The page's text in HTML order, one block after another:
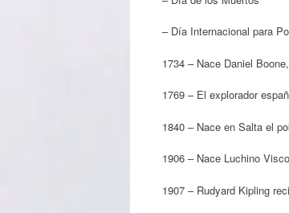
– Día Internacional para
1734 – Nace Daniel
1769 – El explorador
1840 – Nace en Salta el
1906 – Nace Luchino
1907 – Rudyard Kipling